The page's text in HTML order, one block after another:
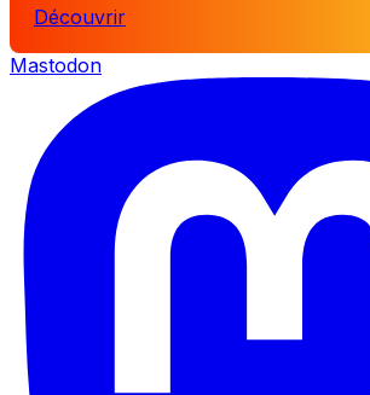
Découvrir
Mastodon